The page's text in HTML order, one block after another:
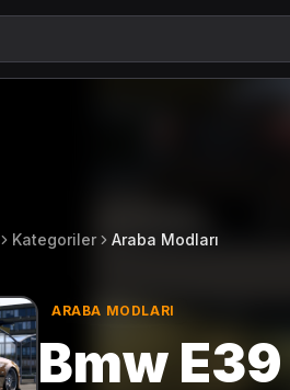
Kategoriler Araba Modları
ARABA MODLARI
Bmw